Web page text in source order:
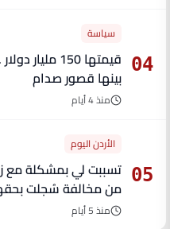
04
سياسة
بينها قصور صدام
منذ 4 أيام
05
الأردن اليوم
من مخالفة سُجلت
منذ 5 أيام